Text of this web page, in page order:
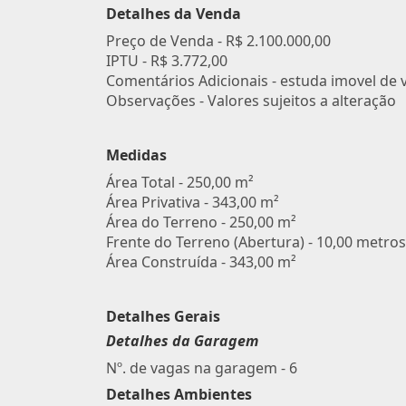
Detalhes da Venda
Preço de Venda - R$ 2.100.000,00
IPTU - R$ 3.772,00
Comentários Adicionais - estuda imovel de
Observações - Valores sujeitos a alteração
Medidas
Área Total - 250,00 m²
Área Privativa - 343,00 m²
Área do Terreno - 250,00 m²
Frente do Terreno (Abertura) - 10,00 metros
Área Construída - 343,00 m²
Detalhes Gerais
Detalhes da Garagem
Nº. de vagas na garagem - 6
Detalhes Ambientes